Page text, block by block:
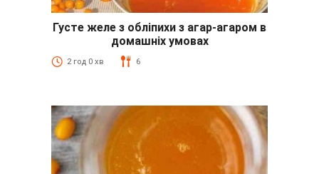
Густе желе з обліпихи з агар-агаром в
домашніх умовах
2 год 0 хв 6